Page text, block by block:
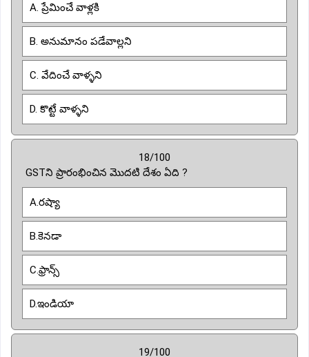
A. ప్రేమించే వాళ్లకి
B. అనుమానం పడేవాల్లని
C. వేదించే వాళ్ళని
D. కొట్టే వాళ్ళని
18/100
GSTని ప్రారంభించిన మొదటి దేశం ఏది ?
A.రష్యా
B.కెనడా
C.ఫ్రాన్స్
D.ఇండియా
19/100